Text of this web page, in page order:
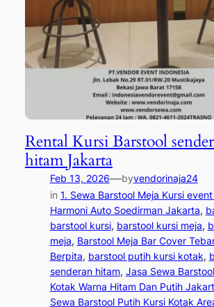
Rental Kursi Barstool
hitam Jakarta
Feb 13, 2026—byvendorinaja24
in 1. Sewa Barstool Meja Kursi event
Harmoni Auto Soedirman Jakarta,
barstool kursi, barstool kursi meja,
meja, Barstool Meja Bar Cover
Berpita, barstool putih kursi kotak,
senderan hitam, Jasa Sewa
Kotak Warna Hitam Dan Putih
Sewa Barstool Putih Kursi Kotak